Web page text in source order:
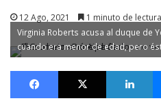
12 Ago, 2021 1 minuto de lectura
Virginia Roberts acusa al duque de
cuando era menor de edad, pero
Facebook X